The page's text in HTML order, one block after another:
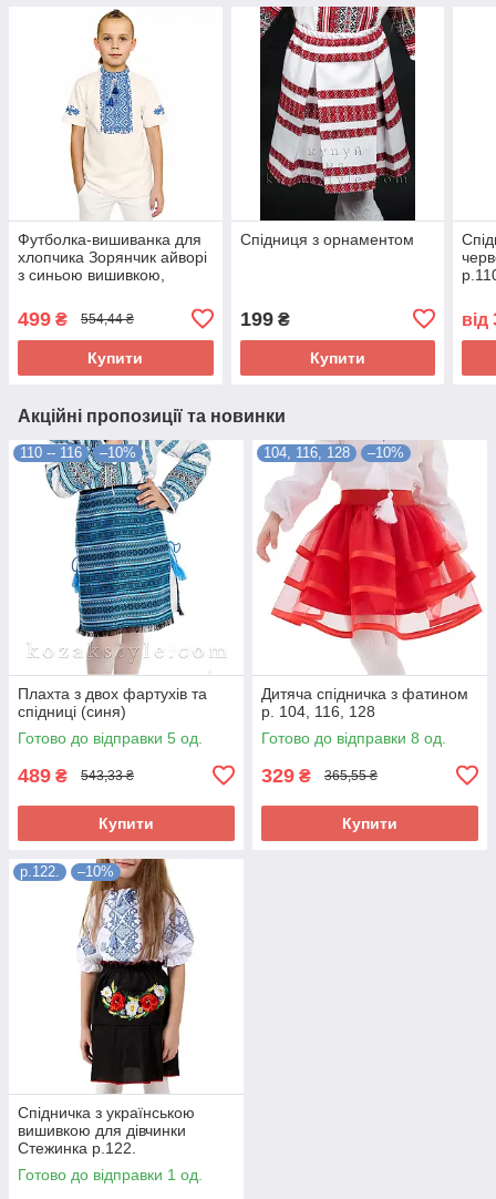
Футболка-вишиванка для
хлопчика Зорянчик айворі
з синьою вишивкою,
вишиванка
499 ₴ 554,44 ₴
Купити
Спідниця з орнаментом
199₴
Купити
від
Акційні пропозиції та новинки
110 -- 116 –10%
Плахта з двох фартухів та
спідниці (синя)
Готово до відправки 5 од.
489 ₴ 543,33 ₴
Купити
104, 116, 128 –10%
Дитяча спідничка з фатином
р. 104, 116, 128
Готово до відправки 8 од.
329 ₴ 365,55 ₴
Купити
р.122. –10%
Спідничка з українською
вишивкою для дівчинки
Стежинка р.122.
Готово до відправки 1 од.